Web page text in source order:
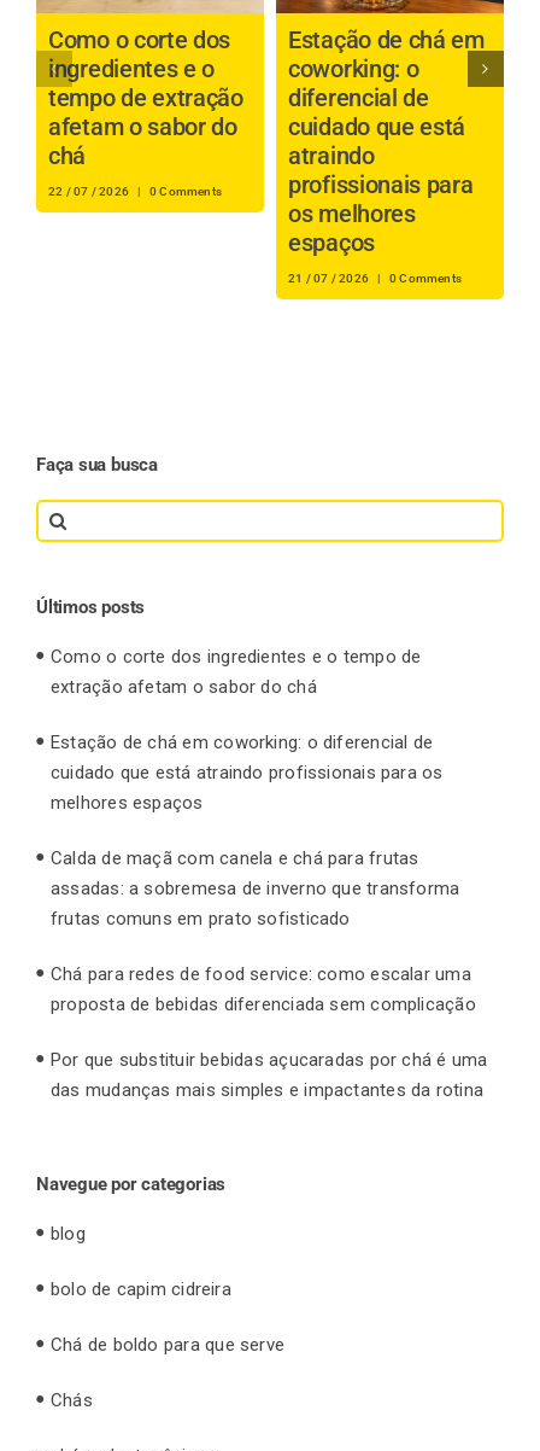
Como o corte dos
ingredientes e o
tempo de extração
afetam o sabor do
chá
22 / 07 / 2026 | 0 Comments
Estação de chá em
coworking: o
diferencial de
cuidado que está
atraindo
profissionais para
os melhores
espaços
21 / 07 / 2026 | 0 Comments
Faça sua busca
Search
for:
Últimos posts
Como o corte dos ingredientes e o tempo de
extração afetam o sabor do chá
Estação de chá em coworking: o diferencial de
cuidado que está atraindo profissionais para os
melhores espaços
Calda de maçã com canela e chá para frutas
assadas: a sobremesa de inverno que transforma
frutas comuns em prato sofisticado
Chá para redes de food service: como escalar uma
proposta de bebidas diferenciada sem complicação
Por que substituir bebidas açucaradas por chá é uma
das mudanças mais simples e impactantes da rotina
Navegue por categorias
blog
bolo de capim cidreira
Chá de boldo para que serve
Chás